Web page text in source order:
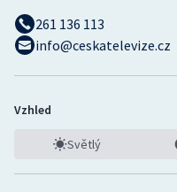
261 136 113
info@ceskatelevize.cz
Vzhled
Světlý